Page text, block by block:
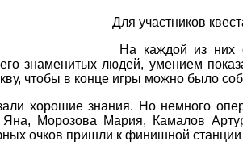
Для участников
На каждой из них
знаменитых людей, умением
чтобы в конце игры можно было
хорошие знания. Но немного
Яна, Морозова Мария, Камалов
очков пришли к финишной